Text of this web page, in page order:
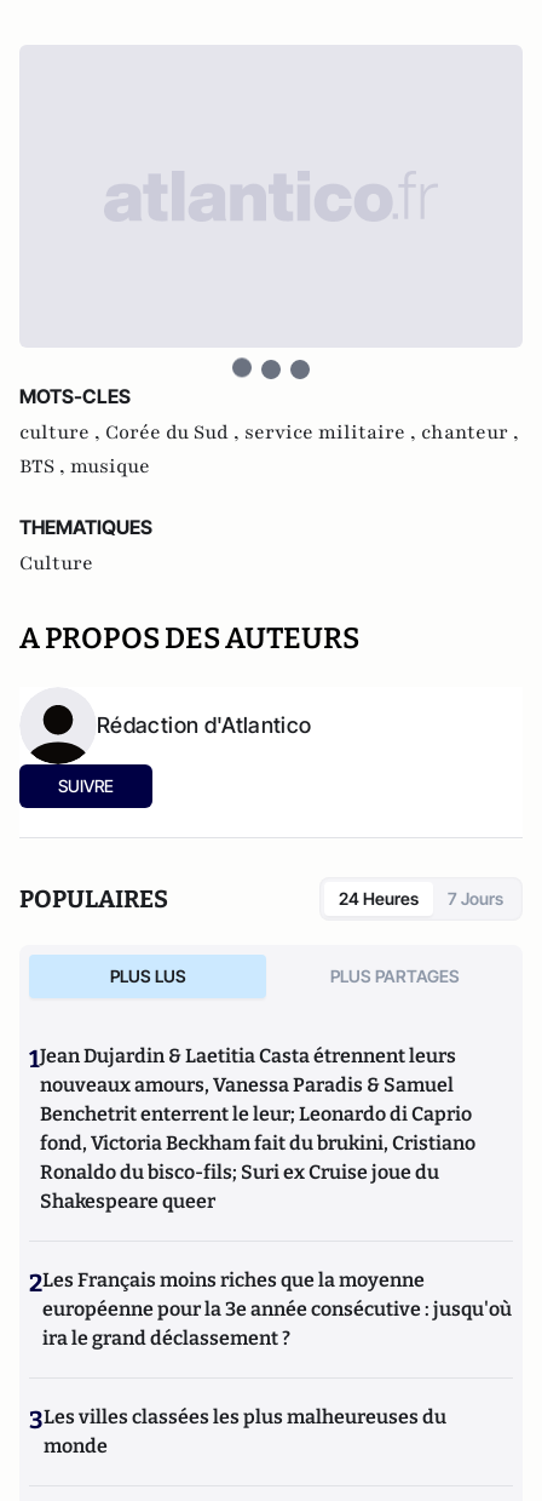
MOTS-CLES
culture , Corée du Sud , service militaire , chanteur ,
BTS , musique
THEMATIQUES
Culture
A PROPOS DES AUTEURS
Rédaction d'Atlantico
SUIVRE
POPULAIRES 24 Heures 7 Jours
PLUS LUS PLUS PARTAGES
1Jean Dujardin & Laetitia Casta étrennent leurs
nouveaux amours, Vanessa Paradis & Samuel
Benchetrit enterrent le leur; Leonardo di Caprio
fond, Victoria Beckham fait du brukini, Cristiano
Ronaldo du bisco-fils; Suri ex Cruise joue du
Shakespeare queer
2Les Français moins riches que la moyenne
européenne pour la 3e année consécutive : jusqu'où
ira le grand déclassement ?
3Les villes classées les plus malheureuses du
monde